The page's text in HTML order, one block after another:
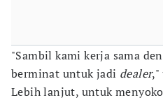
"Sambil kami kerja sama
berminat untuk jadi dealer,"
Lebih lanjut, untuk